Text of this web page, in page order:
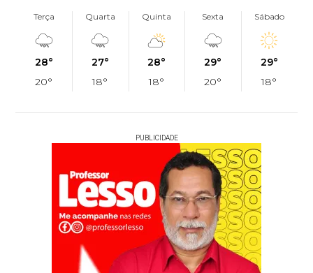
Terça
28°
20°
Quarta
27°
18°
Quinta
28°
18°
Sexta
29°
20°
Sábado
29°
18°
PUBLICIDADE